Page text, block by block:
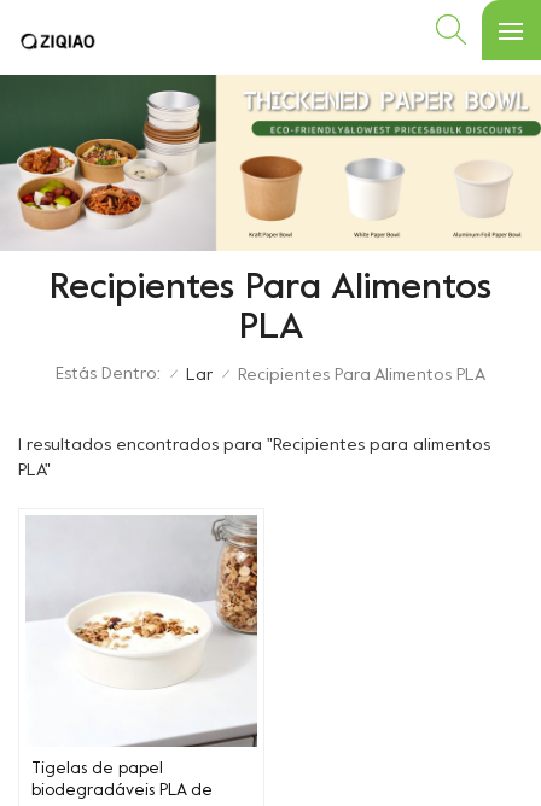
Recipientes Para Alimentos
PLA
Estás Dentro: / Lar / Recipientes Para Alimentos PLA
1 resultados encontrados para "Recipientes para alimentos
PLA"
Tigelas de papel
biodegradáveis ​​PLA de